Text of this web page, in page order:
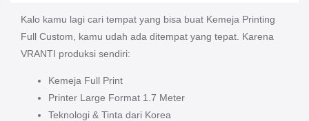
Kalo kamu lagi cari tempat yang bisa buat Kemeja Printing
Full Custom, kamu udah ada ditempat yang tepat. Karena
VRANTI produksi sendiri:
Kemeja Full Print​
Printer Large Format 1.7 Meter​
Teknologi & Tinta dari Korea​